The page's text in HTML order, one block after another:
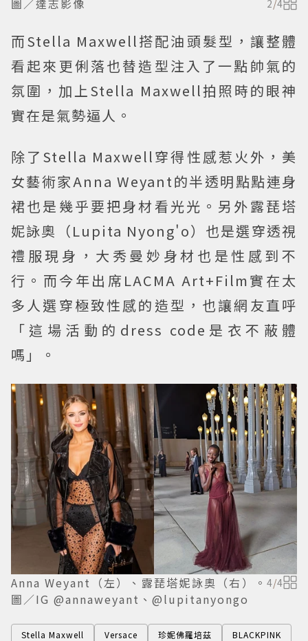
2/4
而Stella Maxwell搭配油頭髮型，讓整體
看起來更俐落也替造型注入了一點帥氣的
氛圍，加上Stella Maxwell拍照時的眼神
實在是氣勢逼人。
除了Stella Maxwell穿得性感惹火外，美
女藝術家Anna Weyant的半透明點點連身
裙也是幾乎要把身材看光光。另外露琵塔
妮詠奧（Lupita Nyong'o）也是選穿透視
禮服現身，大秀曼妙身材也是性感到不
行。而今年出席LACMA Art+Film實在太
多人選穿極致性感的造型，也讓網友直呼
「這場活動的dress code是衣不蔽體
嗎」。
Anna Weyant（左）、露琵塔妮詠奧（右）。
圖／IG @annaweyant、@lupitanyongo
4/4
Stella Maxwell Versace 珍妮佛羅培茲 BLACKPINK